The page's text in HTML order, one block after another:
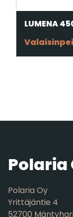
LUMENA
Polaria
Polaria Oy
Yrittäjäntie 4
52700